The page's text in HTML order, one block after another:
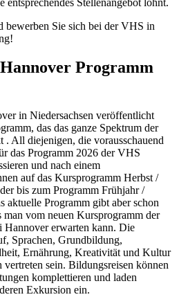
bewerben Sie sich bei der VHS in
Programm
in Niedersachsen veröffentlicht
das das ganze Spektrum der
. All diejenigen, die vorausschauend
das Programm 2026 der VHS
und nach einem
auf das Kursprogramm Herbst /
bis zum Programm Frühjahr /
aktuelle Programm gibt aber schon
man vom neuen Kursprogramm der
Hannover erwarten kann. Die
Sprachen, Grundbildung,
Ernährung, Kreativität und Kultur
sein. Bildungsreisen können
komplettieren und laden
Exkursion ein.